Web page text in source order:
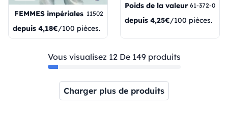
FEMMES impériales 11502
depuis 4,18€/100 pièces.
Poids de la valeur 61-372-0
depuis 4,25€/100 pièces.
Vous visualisez 12 De 149 produits
Charger plus de produits